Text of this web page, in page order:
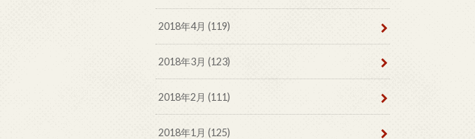
2018年4月 (119)
2018年3月 (123)
2018年2月 (111)
2018年1月 (125)